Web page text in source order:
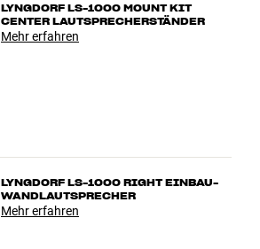
LYNGDORF LS-1000 MOUNT KIT
CENTER LAUTSPRECHERSTÄNDER
Mehr erfahren
LYNGDORF LS-1000 RIGHT EINBAU-
WANDLAUTSPRECHER
Mehr erfahren